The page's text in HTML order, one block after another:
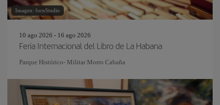
Imagen: fornStudio
10 ago 2026 - 16 ago 2026
Feria Internacional del Libro de La Habana
Parque Histórico- Militar Morro Cabaña